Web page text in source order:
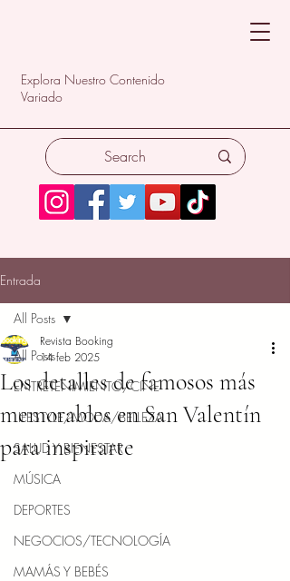
Explora Nuestro Contenido
Variado
Entrada
All Posts
ENTRETENIMIENTO/CINE
LIFESTYLE/MODA/BELLEZA
SALUD Y BIENESTAR
MÚSICA
DEPORTES
NEGOCIOS/TECNOLOGÍA
MAMÁS Y BEBÉS
All Posts
Los detalles de famosos más
memorables en San Valentín
para inspirarte
Revista Booking
14 feb 2025